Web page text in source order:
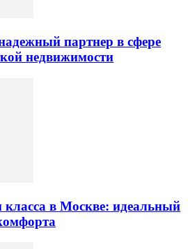
партнер в сфере
недвижимости
в Москве: идеальный